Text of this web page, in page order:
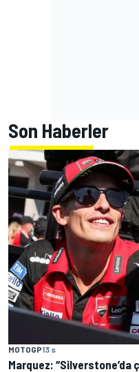
Son Haberler
MOTOGP13 s
Marquez: